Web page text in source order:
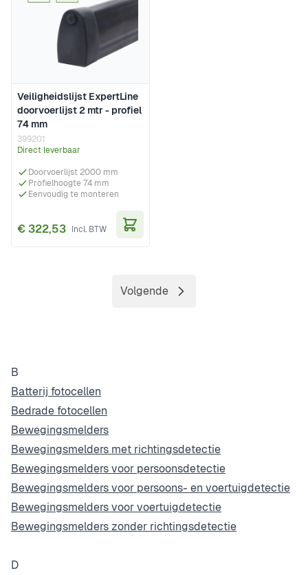
Veiligheidslijst ExpertLine
doorvoerlijst 2 mtr - profiel
74 mm
399201
Direct leverbaar
Doorvoerlijst 2000 mm
Profielhoogte 74 mm
Eenvoudig te monteren
€ 322,53
Pagina
Volgende
B
Batterij fotocellen
Bedrade fotocellen
Bewegingsmelders
Bewegingsmelders met richtingsdetectie
Bewegingsmelders voor persoonsdetectie
Bewegingsmelders voor persoons- en voertuigdetectie
Bewegingsmelders voor voertuigdetectie
Bewegingsmelders zonder richtingsdetectie
D